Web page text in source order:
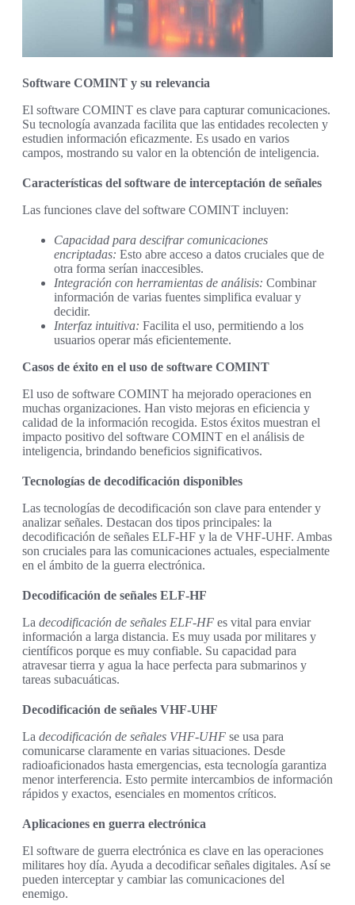
Software COMINT y su relevancia
El software COMINT es clave para capturar comunicaciones.
Su tecnología avanzada facilita que las entidades recolecten y
estudien información eficazmente. Es usado en varios
campos, mostrando su valor en la obtención de inteligencia.
Características del software de interceptación de señales
Las funciones clave del software COMINT incluyen:
Capacidad para descifrar comunicaciones
encriptadas: Esto abre acceso a datos cruciales que de
otra forma serían inaccesibles.
Integración con herramientas de análisis: Combinar
información de varias fuentes simplifica evaluar y
decidir.
Interfaz intuitiva: Facilita el uso, permitiendo a los
usuarios operar más eficientemente.
Casos de éxito en el uso de software COMINT
El uso de software COMINT ha mejorado operaciones en
muchas organizaciones. Han visto mejoras en eficiencia y
calidad de la información recogida. Estos éxitos muestran el
impacto positivo del software COMINT en el análisis de
inteligencia, brindando beneficios significativos.
Tecnologías de decodificación disponibles
Las tecnologías de decodificación son clave para entender y
analizar señales. Destacan dos tipos principales: la
decodificación de señales ELF-HF y la de VHF-UHF. Ambas
son cruciales para las comunicaciones actuales, especialmente
en el ámbito de la guerra electrónica.
Decodificación de señales ELF-HF
La decodificación de señales ELF-HF es vital para enviar
información a larga distancia. Es muy usada por militares y
científicos porque es muy confiable. Su capacidad para
atravesar tierra y agua la hace perfecta para submarinos y
tareas subacuáticas.
Decodificación de señales VHF-UHF
La decodificación de señales VHF-UHF se usa para
comunicarse claramente en varias situaciones. Desde
radioaficionados hasta emergencias, esta tecnología garantiza
menor interferencia. Esto permite intercambios de información
rápidos y exactos, esenciales en momentos críticos.
Aplicaciones en guerra electrónica
El software de guerra electrónica es clave en las operaciones
militares hoy día. Ayuda a decodificar señales digitales. Así se
pueden interceptar y cambiar las comunicaciones del
enemigo.